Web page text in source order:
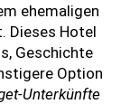
ehemaligen
Dieses Hotel
Geschichte
Option
Unterkünfte